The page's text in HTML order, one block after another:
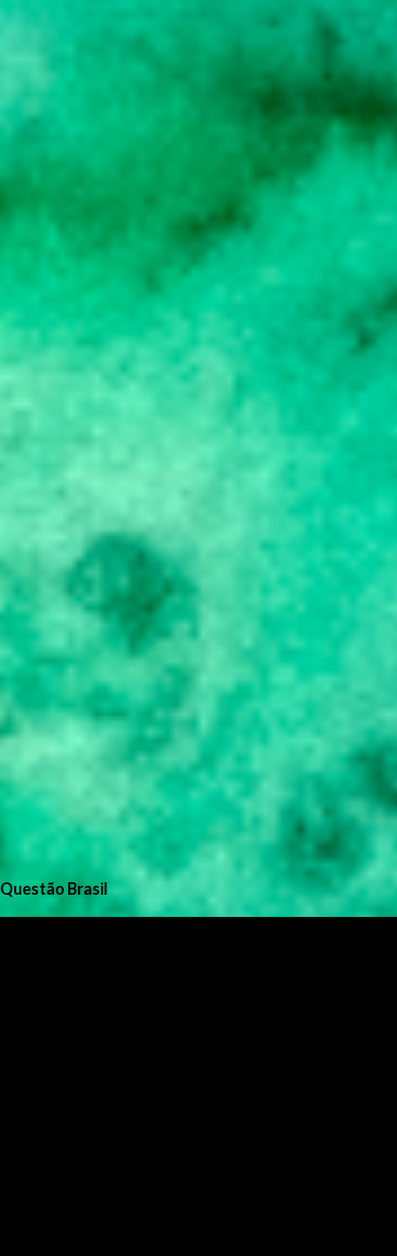
Questão Brasil